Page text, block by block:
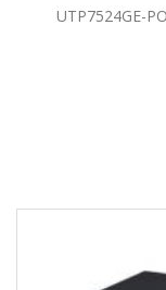
UTP7524GE-